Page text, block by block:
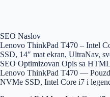
SEO Naslov
Lenovo ThinkPad T470 – Intel
SSD, 14″ mat ekran, UltraNav,
SEO Optimizovan Opis sa
Lenovo ThinkPad T470 —
NVMe SSD, Intel Core i7 i